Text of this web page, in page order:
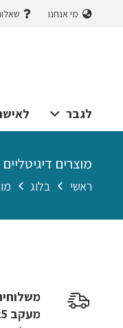
מי אנחנו
לגבר
מוצרים
ראשי בלוג
מעקב ₪25